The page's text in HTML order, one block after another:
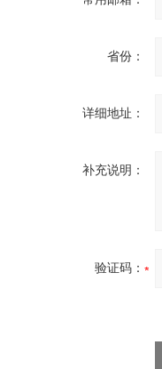
省份：
详细地址：
补充说明：
验证码：